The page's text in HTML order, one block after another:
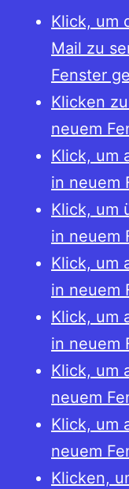
Klick, um
Mail zu
Fenster
Klicken
neuem
Klick, um
in neuem
Klick, um
in neuem
Klick, um
in neuem
Klick, um
in neuem
Klick, um
neuem
Klick, um
neuem
Klicken,